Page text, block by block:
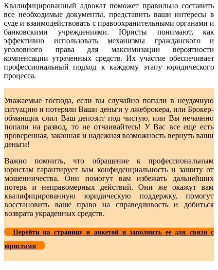
Квалифицированный адвокат поможет правильно составить
все необходимые документы, представить ваши интересы в
суде и взаимодействовать с правоохранительными органами и
банковскими учреждениями. Юристы понимают, как
эффективно использовать механизмы гражданского и
уголовного права для максимизации вероятности
компенсации утраченных средств. Их участие обеспечивает
профессиональный подход к каждому этапу юридического
процесса.
Уважаемые господа, если вы случайно попали в неудачную
ситуацию и потеряли Ваши деньги у лжеброкера, или Брокер-
обманщик слил Ваш депозит под чистую, или Вы нечаянно
попали на развод, то не отчаивайтесь! У Вас все еще есть
проверенная, законная и надежная возможность вернуть ваши
деньги!
Важно помнить, что обращение к профессиональным
юристам гарантирует вам конфиденциальность и защиту от
мошенничества. Они помогут вам избежать дальнейших
потерь и неправомерных действий. Они же окажут вам
квалифицированную юридическую поддержку, помогут
восстановить ваше право на справедливость и добиться
возврата украденных средств.
Перейти на страницу и анкетой и заполнить ее для связи с
юристами